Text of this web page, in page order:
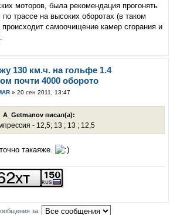
моторов, была рекомендация прогонять
трассе на высоких оборотах (в таком
самоочищение камер сгорания и
130 км.ч. на гольфе 1.4
почти 4000 оборото
» 20 сен 2011, 13:47
A_Getmanov писал(а):
- 12,5; 13 ; 13 ; 12,5
такаяже.
за: